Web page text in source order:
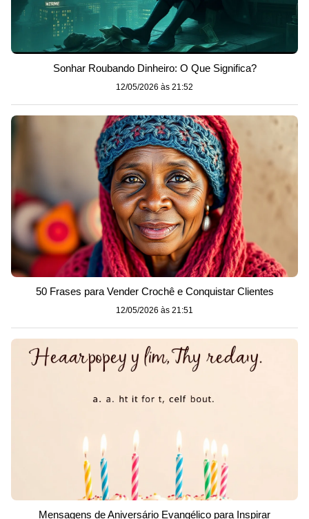
Sonhar Roubando Dinheiro: O Que Significa?
12/05/2026 às 21:52
50 Frases para Vender Crochê e Conquistar Clientes
12/05/2026 às 21:51
Mensagens de Aniversário Evangélico para Inspirar